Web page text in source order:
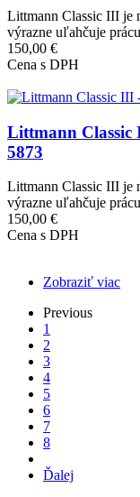
Littmann Classic III je
výrazne uľahčuje
150,00 €
Cena s DPH
Obrázok
Littmann Classic
5873
Littmann Classic III je
výrazne uľahčuje
150,00 €
Cena s DPH
Zobraziť viac
Pagination
Previous
page
Previous
Aktuálna
stránka
1
Page
2
Page
3
Page
4
Page
5
Page
6
Page
7
Page
8
Ďalšia
Ďalej